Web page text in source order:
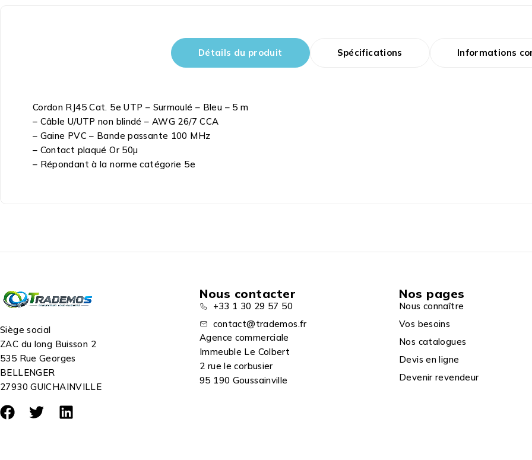
Détails du produit Spécifications Informations
Cordon RJ45 Cat. 5e UTP – Surmoulé – Bleu – 5 m
– Câble U/UTP non blindé – AWG 26/7 CCA
– Gaine PVC – Bande passante 100 MHz
– Contact plaqué Or 50µ
– Répondant à la norme catégorie 5e
Siège social
ZAC du long Buisson 2
535 Rue Georges
BELLENGER
27930 GUICHAINVILLE
Nous contacter
+33 1 30 29 57 50
contact@trademos.fr
Agence commerciale
Immeuble Le Colbert
2 rue le corbusier
95 190 Goussainville
Nos pages
Nous connaître
Vos besoins
Nos catalogues
Devis en ligne
Devenir revendeur